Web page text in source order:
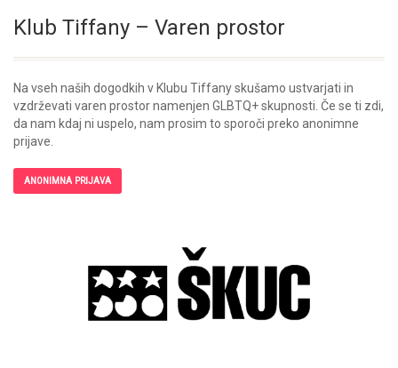
Klub Tiffany – Varen prostor
Na vseh naših dogodkih v Klubu Tiffany skušamo ustvarjati in
vzdrževati varen prostor namenjen GLBTQ+ skupnosti. Če se ti zdi,
da nam kdaj ni uspelo, nam prosim to sporoči preko anonimne
prijave.
ANONIMNA PRIJAVA